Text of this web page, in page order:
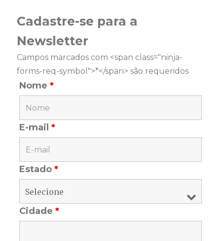
Cadastre-se para a
Newsletter
Campos marcados com <span class="ninja-
forms-req-symbol">*</span> são requeridos
Nome*
E-mail*
Estado*
Cidade*